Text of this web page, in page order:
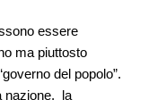
essere
ma piuttosto
del popolo”.
nazione, la